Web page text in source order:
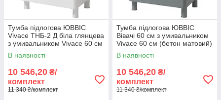
Тумба підлогова ЮВВІС
Vivace ТНБ-2 Д біла глянцева
з умивальником Vivace 60 см
В наявності
10 546,20 ₴/
комплект
11 340 ₴/комплект
Тумба підлогова ЮВВІС
Вівачі 60 см з умивальником
Vivace 60 см (бетон матовий)
В наявності
10 546,20 ₴/
комплект
11 340 ₴/комплект